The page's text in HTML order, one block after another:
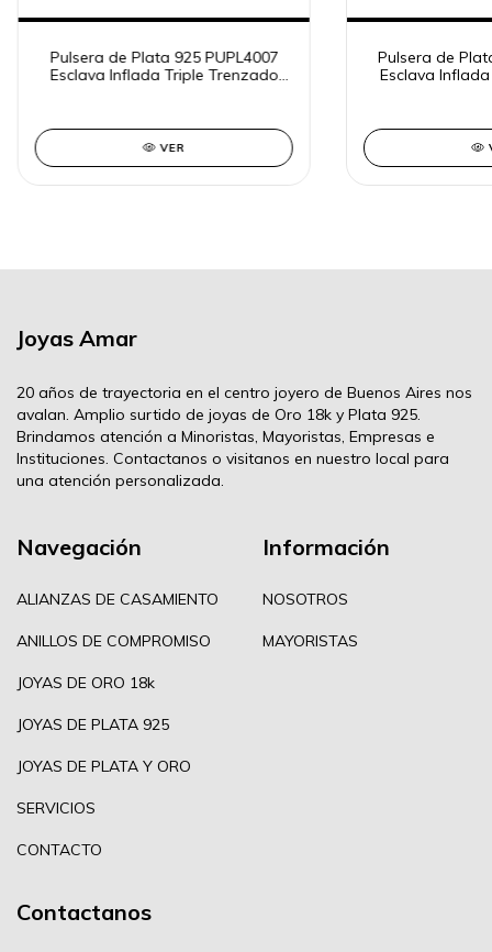
Pulsera de Plata 925 PUPL4007
Esclava Inflada Triple Trenzado
VER
Pulsera de
Esclava
Joyas Amar
20 años de trayectoria en el centro joyero de Buenos Aires nos
avalan. Amplio surtido de joyas de Oro 18k y Plata 925.
Brindamos atención a Minoristas, Mayoristas, Empresas e
Instituciones. Contactanos o visitanos en nuestro local para
una atención personalizada.
Navegación
ALIANZAS DE CASAMIENTO
ANILLOS DE COMPROMISO
JOYAS DE ORO 18k
JOYAS DE PLATA 925
JOYAS DE PLATA Y ORO
SERVICIOS
CONTACTO
Información
NOSOTROS
MAYORISTAS
Contactanos